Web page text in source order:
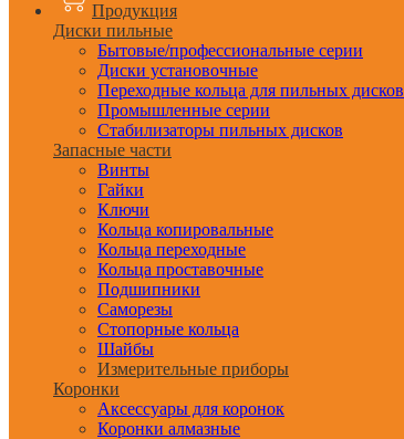
Продукция
Диски пильные
Бытовые/профессиональные серии
Диски установочные
Переходные кольца для пильных дисков
Промышленные серии
Стабилизаторы пильных дисков
Запасные части
Винты
Гайки
Ключи
Кольца копировальные
Кольца переходные
Кольца проставочные
Подшипники
Саморезы
Стопорные кольца
Шайбы
Измерительные приборы
Коронки
Аксессуары для коронок
Коронки алмазные